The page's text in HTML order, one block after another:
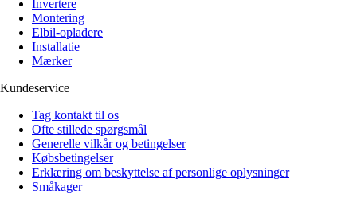
Invertere
Montering
Elbil-opladere
Installatie
Mærker
Kundeservice
Tag kontakt til os
Ofte stillede spørgsmål
Generelle vilkår og betingelser
Købsbetingelser
Erklæring om beskyttelse af personlige oplysninger
Småkager